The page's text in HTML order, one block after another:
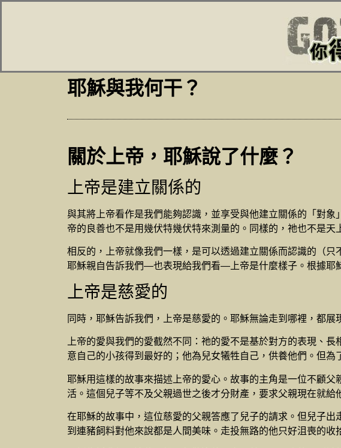
耶穌與我何干？
關於上帝，耶穌說了什麼？
上帝是建立關係的
與其將上帝看作是我們能夠認識，並享受與他建立關係的「對
帝的良善也不是用幾伏特幾伏特來測量的。同樣的，祂也不是天
相反的，上帝就像我們一樣，是可以透過建立關係而認識的（
耶穌親自告訴我們—也表現給我們看—上帝是什麼樣子。根據耶
上帝是慈愛的
同時，耶穌告訴我們，上帝是慈愛的。耶穌無論走到哪裡，都
上帝的愛與我們的愛截然不同：祂的愛不是基於對方的表現、
意自己的小孩得到最好的；他為兒女犧牲自己，供養他們。但為
耶穌用這樣的故事來描述上帝的愛心。故事的主角是一位不顧
活。這個兒子等不及父親過世之後才分財產，要求父親現在就給
在耶穌的故事中，這位慈愛的父親答應了兒子的請求。但兒子
到連豬飼料對他來說都是人間美味。走投無路的他只好沮喪的